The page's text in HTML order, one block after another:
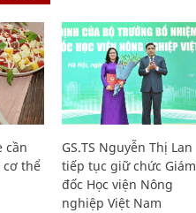
cần
cơ thể
GS.TS Nguyễn Thị Lan
tiếp tục giữ chức Giám
đốc Học viện Nông
nghiệp Việt Nam